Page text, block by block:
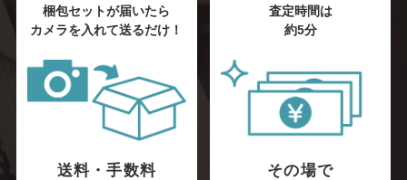
梱包セットが届いたら
カメラを入れて送るだけ！
送料・手数料
査定時間は
約5分
その場で